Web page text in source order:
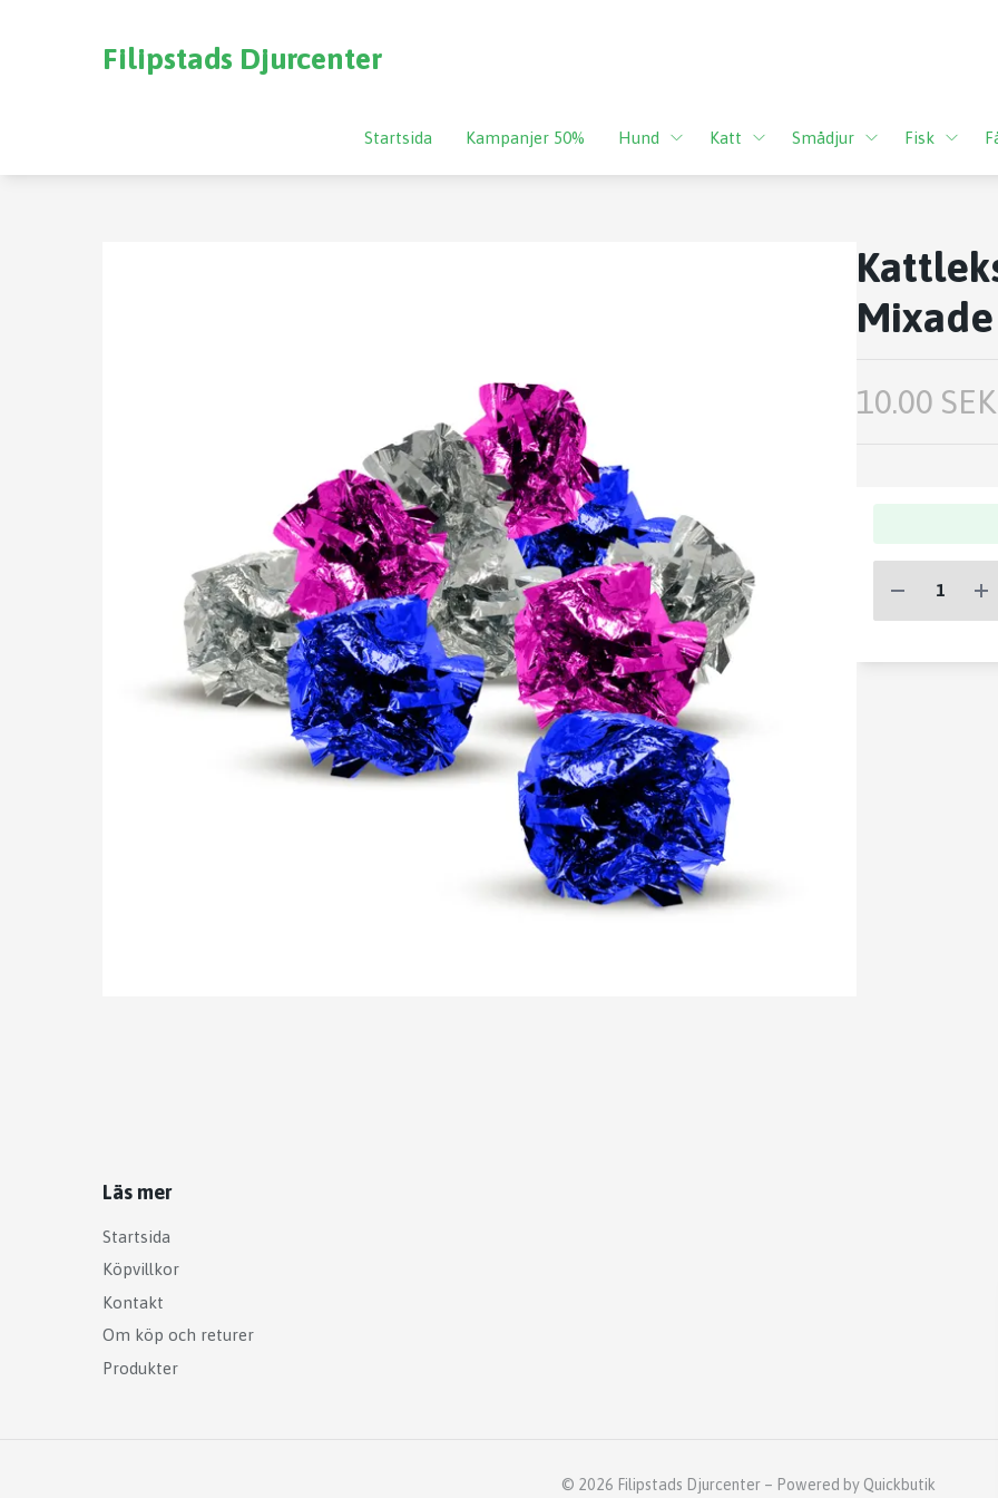
Filipstads Djurcenter
Startsida Kampanjer 50% Hund Katt Smådjur Fisk
10.00 SEK
Läs mer
Startsida
Köpvillkor
Kontakt
Om köp och returer
Produkter
© 2026 Filipstads Djurcenter – Powered by Quickbutik